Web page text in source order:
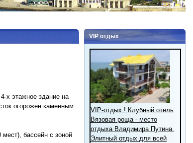
х этажное здание на
огорожен каменным
бассейн с зоной
VIP отдых
VIP-отдых ! Клубный отель
Вязовая роща - место
отдыха Владимира Путина.
Элитный отдых для всей